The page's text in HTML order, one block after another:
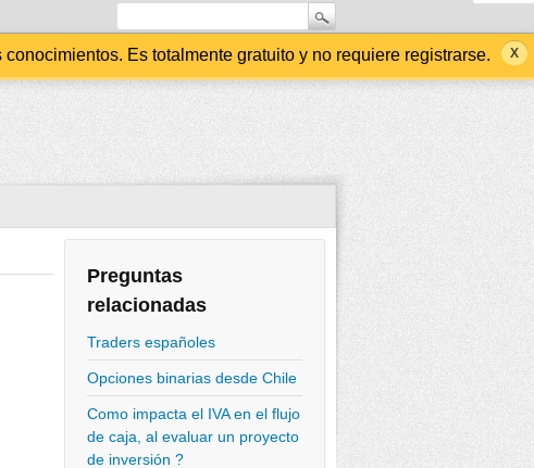
Es totalmente gratuito y no requiere registrarse.
Preguntas
relacionadas
Traders españoles
Opciones binarias desde Chile
Como impacta el IVA en el flujo
de caja, al evaluar un proyecto
de inversión ?